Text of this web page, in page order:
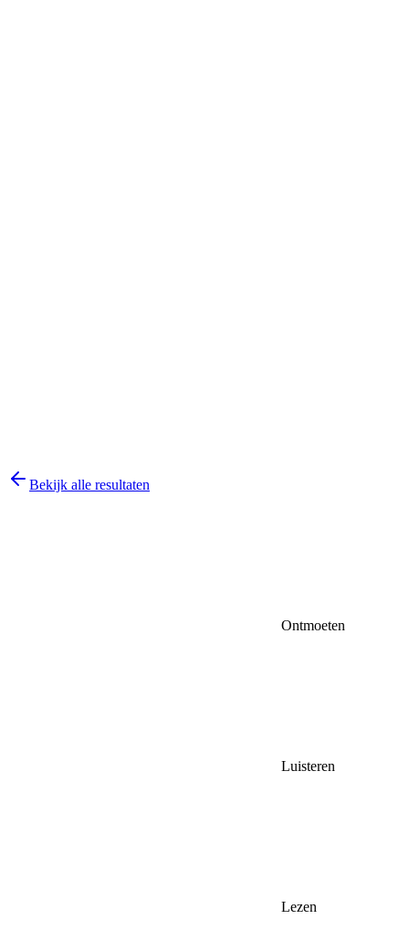
Bekijk alle resultaten
Ontmoeten
Luisteren
Lezen